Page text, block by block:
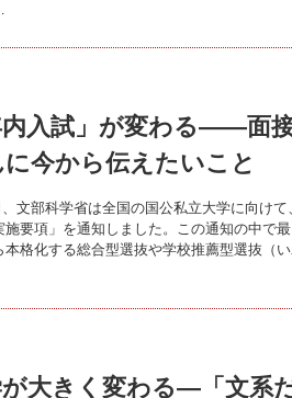
入試」が変わる——面接
今から伝えたいこと
文部科学省は全国の国公私立大学に向け
施要項」を通知しました。この通知の中で
本格化する総合型選抜や学校推薦型選抜（
が大きく変わる―「文系